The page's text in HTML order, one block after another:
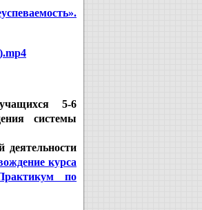
5-6
системы
деятельности
курса
по